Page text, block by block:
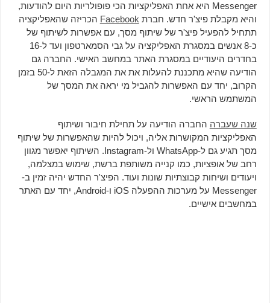
Messenger היא אחת האפליקציות הכי פופולריות היום להודעות,
והיא מקבלת פיצ'ר חדש. חברת Facebookהכריזה שהאפליקציה
תתחיל להפעיל פיצ'ר של שיתוף מסך, עם אפשרות לשיתוף של
כ-8 אנשים במסגרת האפליקציה על גבי הסמארטפון ועד ל-16
בחדרים היעודיים במסגרת האתר במחשב האישי. החברה גם
הודיעה שהיא מתכננת להעלות את את המגבלה הזאת ל-50 בזמן
הקרוב, יחד עם האפשרות להגביל מי יראה את המסך של
המשתמש הראשי.
שנה שעברההחברה הודיעה על תחילת חיבור ושיתוף
האפליקציות המקושרות אליה, ויכול להיות שהאפשרות של שיתוף
מסך תגיע גם ל-WhatsApp ול-Instagram. השיתוף יאפשר מגוון
רחב של אופציות, כמו קנייה משותפת ברשת, שימוש במצלמה,
ויעודים ושיחות קבוצתיות שונות ועוד. הפיצ'ר החדש יהיה זמין ב-
Messenger על מערכות ההפעלה iOS ו-Android, יחד עם האתר
במחשבים אישיים.